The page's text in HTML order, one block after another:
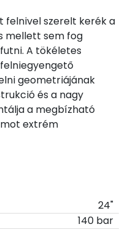
felnivel szerelt kerék a
mellett sem fog
A tökéletes
geometriájának
és a nagy
a megbízható
extrém
24"
140 bar